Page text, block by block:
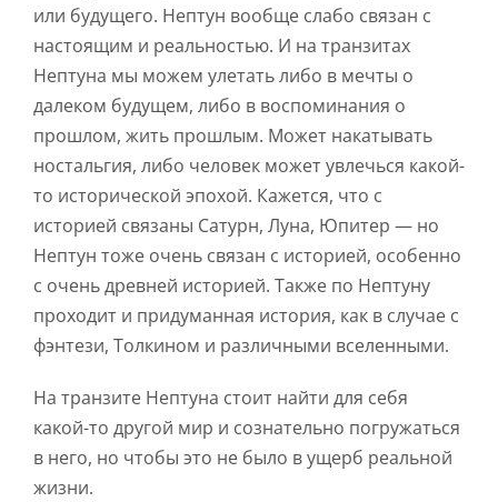
или будущего. Нептун вообще слабо связан с
настоящим и реальностью. И на транзитах
Нептуна мы можем улетать либо в мечты о
далеком будущем, либо в воспоминания о
прошлом, жить прошлым. Может накатывать
ностальгия, либо человек может увлечься какой-
то исторической эпохой. Кажется, что с
историей связаны Сатурн, Луна, Юпитер — но
Нептун тоже очень связан с историей, особенно
с очень древней историей. Также по Нептуну
проходит и придуманная история, как в случае с
фэнтези, Толкином и различными вселенными.
На транзите Нептуна стоит найти для себя
какой-то другой мир и сознательно погружаться
в него, но чтобы это не было в ущерб реальной
жизни.